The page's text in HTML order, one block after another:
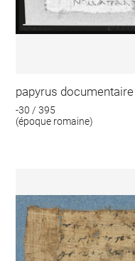
papyrus documentaire
-30 / 395
(époque romaine)